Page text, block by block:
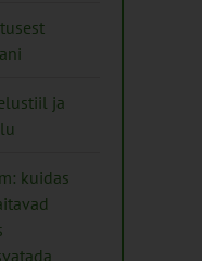
ja
kuidas